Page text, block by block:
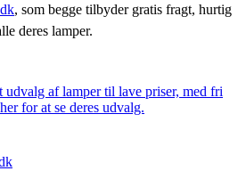
, som begge tilbyder gratis fragt, hurtig
deres lamper.
af lamper til lave priser, med fri
for at se deres udvalg.